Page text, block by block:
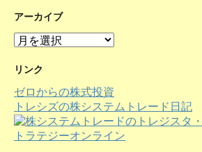
アーカイブ
ア
カ
ブ
リンク
ゼロからの株式投資
トレシズの株システムトレード日記